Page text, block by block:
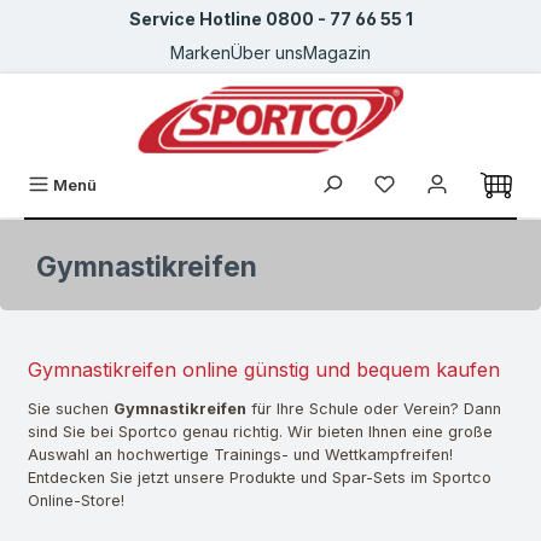
Zum Hauptinhalt springenService Hotline 0800 - 77 66 55 1
MarkenÜber unsMagazin
Menü Du hast 0
Gymnastikreifen
Gymnastikreifen online günstig und bequem kaufen
Sie suchen Gymnastikreifen für Ihre Schule oder Verein? Dann
sind Sie bei Sportco genau richtig. Wir bieten Ihnen eine große
Auswahl an hochwertige Trainings- und Wettkampfreifen!
Entdecken Sie jetzt unsere Produkte und Spar-Sets im Sportco
Online-Store!